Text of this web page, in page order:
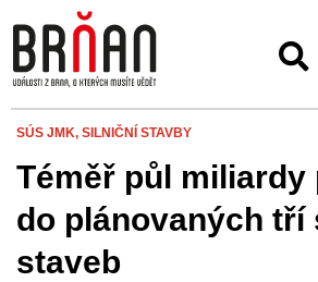
SÚS JMK, SILNIČNÍ STAVBY
Téměř půl miliardy
do plánovaných tří
staveb